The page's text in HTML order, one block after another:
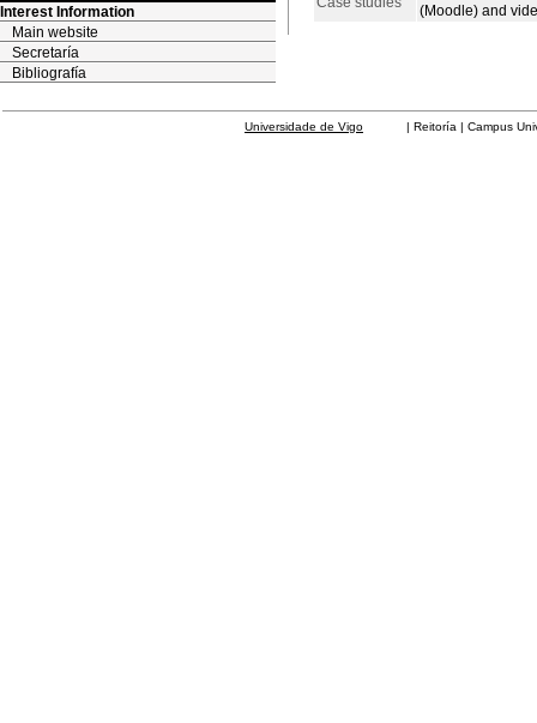
Interest Information
Main website
Secretaría
Bibliografía
(Moodle) and
Universidade de Vigo | Reitoría | Campus